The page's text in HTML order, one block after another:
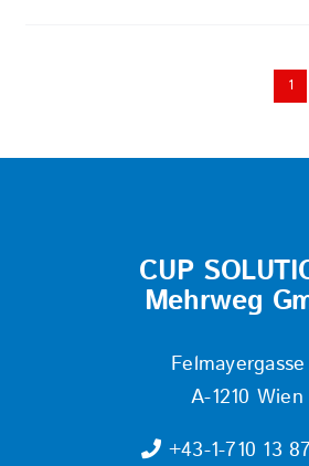
1
CUP
Mehrweg
A-1210 Wien
+43-1-710 13